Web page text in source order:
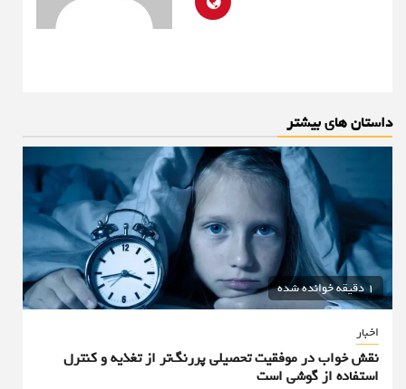
داستان های بیشتر
1 دقیقه خوانده شده
اخبار
نقش خواب در موفقیت تحصیلی پررنگ‌تر از تغذیه و کنترل
استفاده از گوشی است